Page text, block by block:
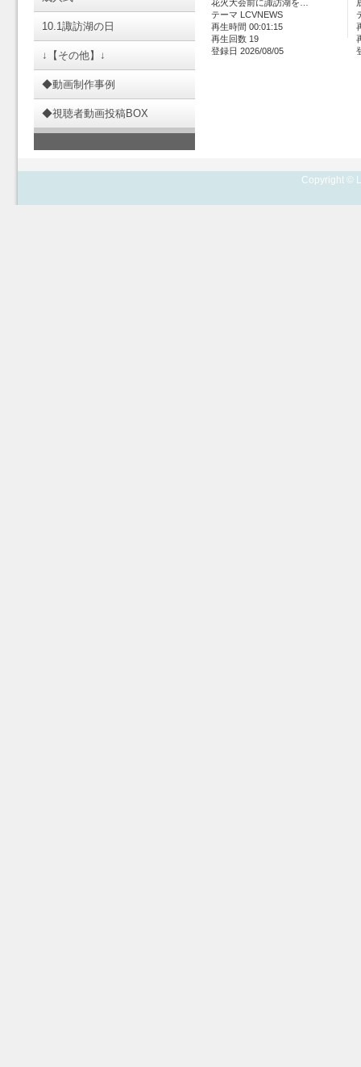
10.1諏訪湖の日
↓【その他】↓
◆動画制作事例
◆視聴者動画投稿BOX
花火大会前に諏訪湖を…
テーマ LCVNEWS
再生時間 00:01:15
再生回数 19
登録日 2026/08/05
Copyright ©